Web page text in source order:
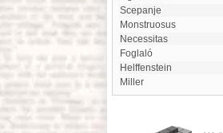
Scepanje
Monstruosus
Necessitas
Foglaló
Helffenstein
Miller